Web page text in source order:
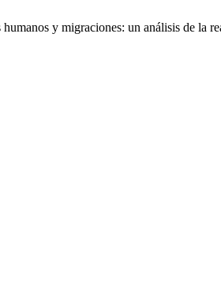
y migraciones: un análisis de la